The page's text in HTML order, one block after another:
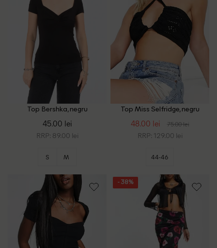
Top Bershka, negru
45.00 lei
RRP: 89.00 lei
S M
Top Miss Selfridge, negru
48.00 lei 75.00 lei
RRP: 129.00 lei
44-46
- 38%